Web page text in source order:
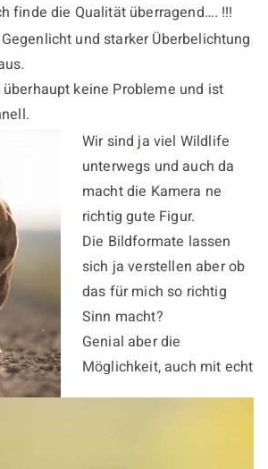
finde die Qualität überragend…. !!!
und starker Überbelichtung
keine Probleme und ist
Wir sind ja viel Wildlife
unterwegs und auch da
macht die Kamera ne
richtig gute Figur.
Die Bildformate lassen
sich ja verstellen aber ob
das für mich so richtig
Sinn macht?
Genial aber die
Möglichkeit, auch mit echt